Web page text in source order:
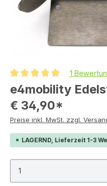
Durchschnittliche
1
e4mobility
€ 34,90*
Preise inkl. MwSt. zzgl.
LAGERND, Lieferzeit 1-3
Produkt Anzahl: Gib